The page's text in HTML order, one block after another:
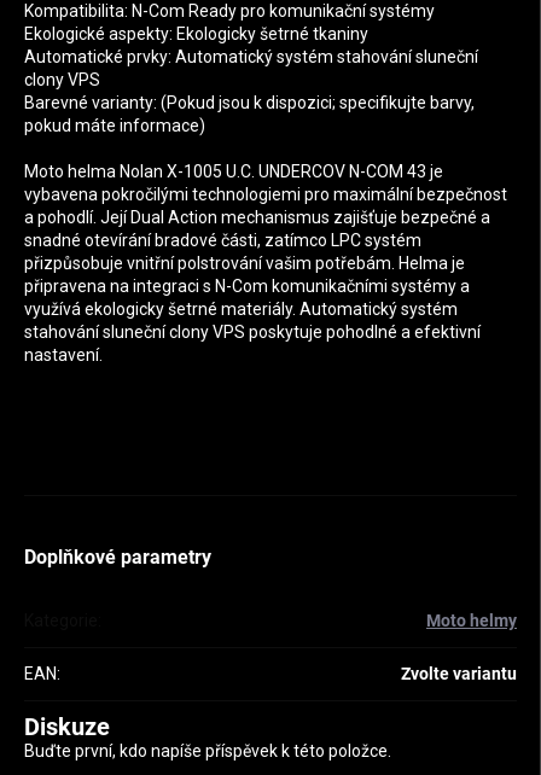
Kompatibilita: N-Com Ready pro komunikační systémy
Ekologické aspekty: Ekologicky šetrné tkaniny
Automatické prvky: Automatický systém stahování sluneční
clony VPS
Barevné varianty: (Pokud jsou k dispozici; specifikujte barvy,
pokud máte informace)
Moto helma Nolan X-1005 U.C. UNDERCOV N-COM 43 je
vybavena pokročilými technologiemi pro maximální bezpečnost
a pohodlí. Její Dual Action mechanismus zajišťuje bezpečné a
snadné otevírání bradové části, zatímco LPC systém
přizpůsobuje vnitřní polstrování vašim potřebám. Helma je
připravena na integraci s N-Com komunikačními systémy a
využívá ekologicky šetrné materiály. Automatický systém
stahování sluneční clony VPS poskytuje pohodlné a efektivní
nastavení.
Doplňkové parametry
Moto helmy
EAN: Zvolte variantu
Diskuze
Buďte první, kdo napíše příspěvek k této položce.